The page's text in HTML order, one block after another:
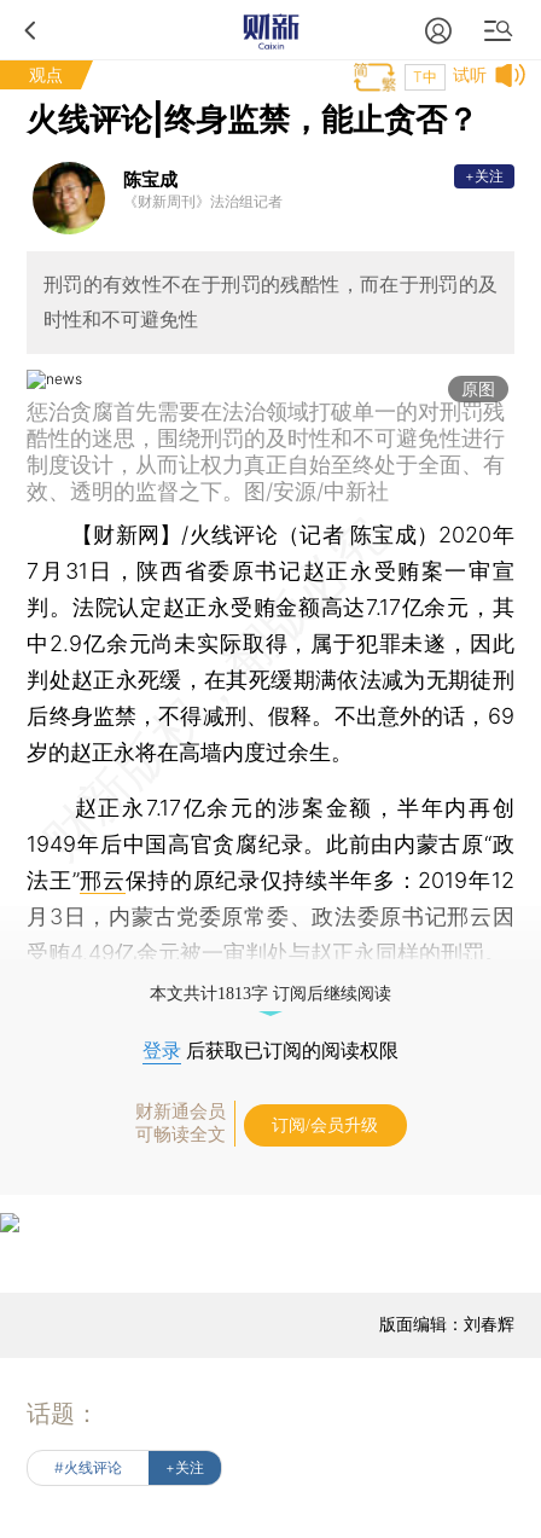
观点 试听
T中
火线评论|终身监禁，能止贪否？
陈宝成
《财新周刊》法治组记者
+关注
刑罚的有效性不在于刑罚的残酷性，而在于刑罚的及
时性和不可避免性
原图
惩治贪腐首先需要在法治领域打破单一的对刑罚残
酷性的迷思，围绕刑罚的及时性和不可避免性进行
制度设计，从而让权力真正自始至终处于全面、有
效、透明的监督之下。图/安源/中新社
【财新网】 /火线评论（记者 陈宝成） 2020年
7月31日，陕西省委原书记赵正永受贿案一审宣
判。法院认定赵正永受贿金额高达7.17亿余元，其
中2.9亿余元尚未实际取得，属于犯罪未遂，因此
判处赵正永死缓，在其死缓期满依法减为无期徒刑
后终身监禁，不得减刑、假释。不出意外的话，69
岁的赵正永将在高墙内度过余生。
赵正永7.17亿余元的涉案金额，半年内再创
1949年后中国高官贪腐纪录。此前由内蒙古原“政
法王”邢云保持的原纪录仅持续半年多：2019年12
月3日，内蒙古党委原常委、政法委原书记邢云因
受贿4.49亿余元被一审判处与赵正永同样的刑罚。
本文共计1813字 订阅后继续阅读
登录 后获取已订阅的阅读权限
财新通会员
可畅读全文
订阅/会员升级
版面编辑：刘春辉
话题：
#火线评论 +关注